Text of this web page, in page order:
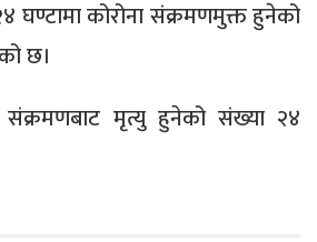
घण्टामा कोरोना संक्रमणमुक्त हुनेको
छ।
संक्रमणबाट मृत्यु हुनेको संख्या २४